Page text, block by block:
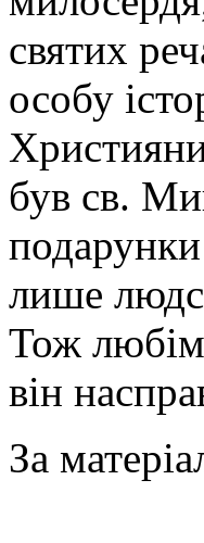
святих
особу
був св.
подарунки
лише
Тож
він
За